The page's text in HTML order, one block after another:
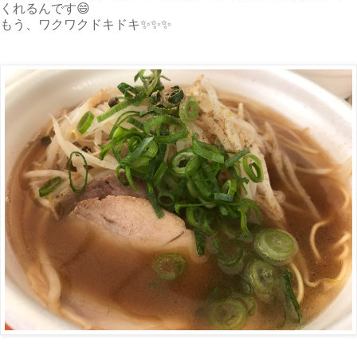
くれるんです😄
もう、ワクワクドキドキ✨✨✨